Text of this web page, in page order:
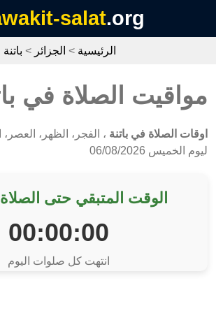
salat.org
الرئيسية > الجزائر > باتنة
مواقيت الصلاة في
اوقات الصلاة في باتنة ، الفجر، الظهر،
ليوم الخميس 06/08/2026
الوقت المتبقي حتى
00:00:00
انتهت كل صلوات اليوم